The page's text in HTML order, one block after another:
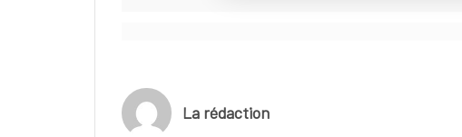
La rédaction